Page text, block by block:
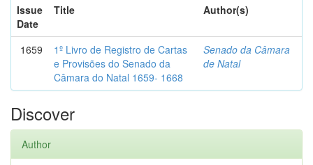
Issue
Date
Title Author(s)
1659
1º Livro de Registro de Cartas
e Provisões do Senado da
Câmara do Natal 1659- 1668
Senado da Câmara
de Natal
Discover
Author